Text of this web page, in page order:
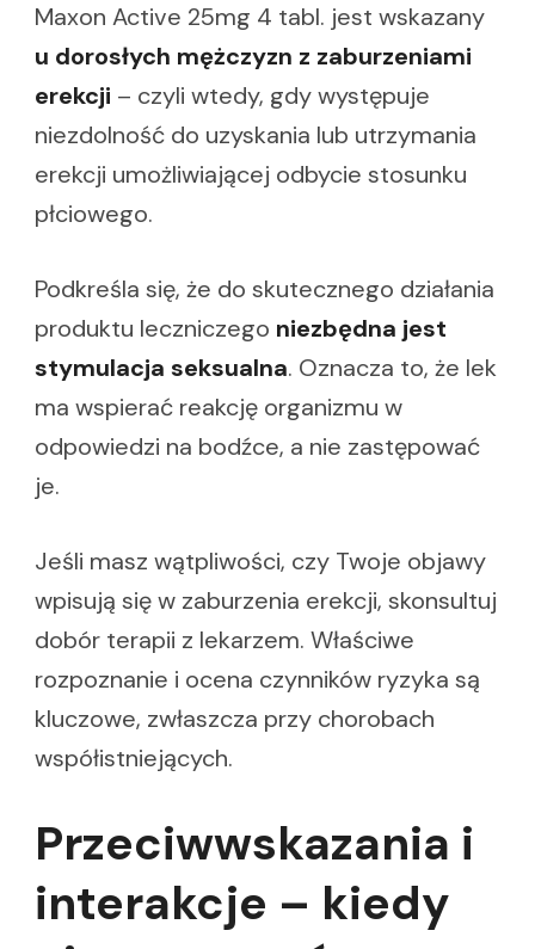
Maxon Active 25mg 4 tabl. jest wskazany
u dorosłych mężczyzn z zaburzeniami
erekcji – czyli wtedy, gdy występuje
niezdolność do uzyskania lub utrzymania
erekcji umożliwiającej odbycie stosunku
płciowego.
Podkreśla się, że do skutecznego działania
produktu leczniczego niezbędna jest
stymulacja seksualna. Oznacza to, że lek
ma wspierać reakcję organizmu w
odpowiedzi na bodźce, a nie zastępować
je.
Jeśli masz wątpliwości, czy Twoje objawy
wpisują się w zaburzenia erekcji, skonsultuj
dobór terapii z lekarzem. Właściwe
rozpoznanie i ocena czynników ryzyka są
kluczowe, zwłaszcza przy chorobach
współistniejących.
Przeciwwskazania i
interakcje – kiedy